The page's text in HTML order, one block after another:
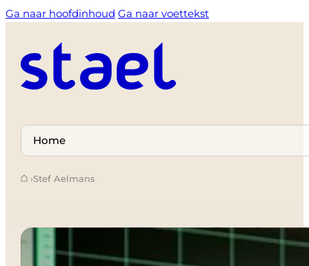
Ga naar hoofdinhoud Ga naar voettekst
Select
page
›Stef Aelmans